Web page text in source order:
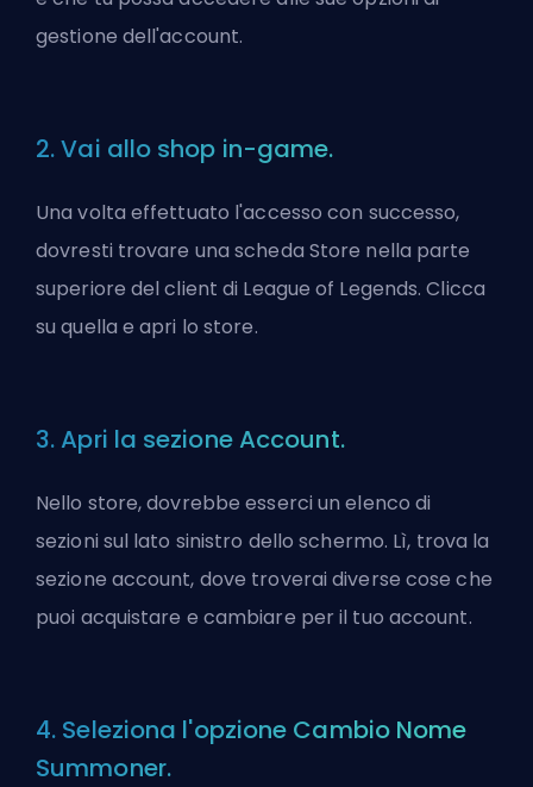
gestione dell'account.
2. Vai allo shop in-game.
Una volta effettuato l'accesso con successo,
dovresti trovare una scheda Store nella parte
superiore del client di League of Legends. Clicca
su quella e apri lo store.
3. Apri la sezione Account.
Nello store, dovrebbe esserci un elenco di
sezioni sul lato sinistro dello schermo. Lì, trova la
sezione account, dove troverai diverse cose che
puoi acquistare e cambiare per il tuo account.
4. Seleziona l'opzione Cambio Nome
Summoner.